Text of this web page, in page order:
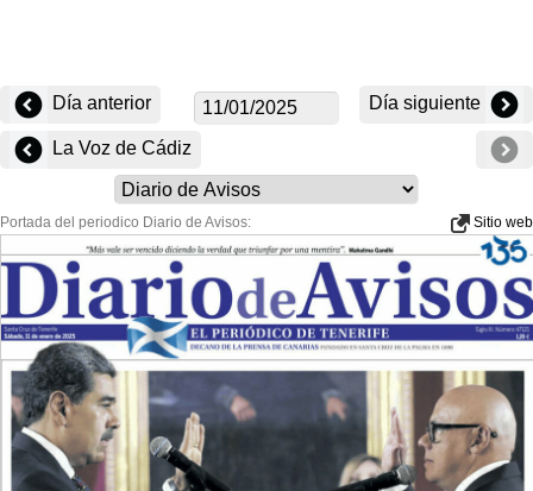
Día anterior Día siguiente
La Voz de Cádiz
Portada del periodico Diario de Avisos: Sitio web